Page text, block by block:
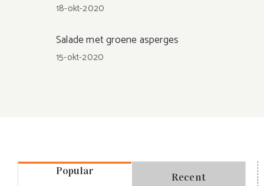
18-okt-2020
Salade met groene asperges
15-okt-2020
Popular Recent